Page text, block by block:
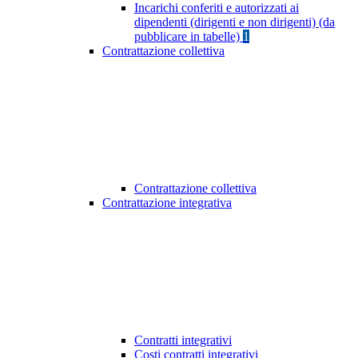
Incarichi conferiti e autorizzati ai
dipendenti (dirigenti e non dirigenti) (da
pubblicare in tabelle) 1
Contrattazione collettiva
Contrattazione collettiva
Contrattazione integrativa
Contratti integrativi
Costi contratti integrativi